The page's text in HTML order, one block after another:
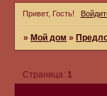
Привет, Гость!
» Мой дом »
Страница: 1